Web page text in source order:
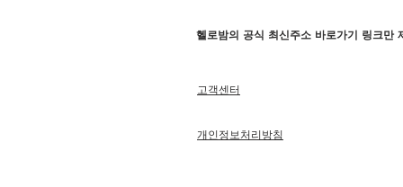
헬로밤의 공식 최신주소 바로가기 링크만
고객센터
개인정보처리방침